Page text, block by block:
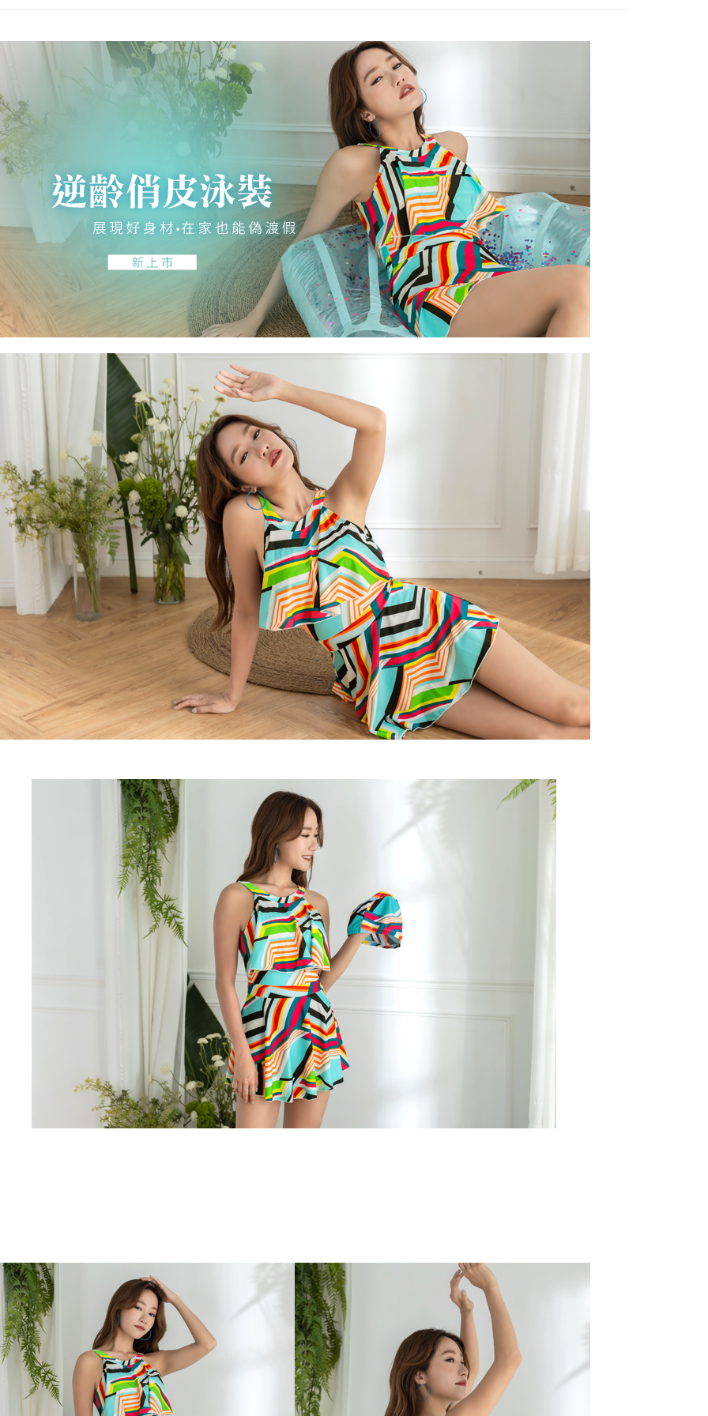
明』をご参照ください（
AFTEEの初回ご利用の際に、審査を通過すれば、最高額がNT$10,000に
なります。支払い期限を過ぎた場合、その金額に基づいて年利20%の遅
延滞納金が加算されます。未成年の利用者は、事前に法定代理人または
後見人の同意を得ればAFTEEをご利用いただけます。
個人情報の処理、利用について疑問がある、または関連する法律の権利
を行使したい場合は、ネットプロテクションズ
cs_tw@netprotections.co.jpにご連絡ください。上記に示した個人情報
を、必要な購入注文書とあわせてAFTEEにご提供いただく、または
AFTEEにあなたの個人情報の収集、処理、利用を許可することににご同
意いただけない場合は、当サービスを選択しないでください。
配送毎にNT$90
宅配/離島不配送
配送毎にNT$80、NT$890以上で送料無料
黑貓貨到付款
配送毎にNT$120
國家/地區配送 送料を確認